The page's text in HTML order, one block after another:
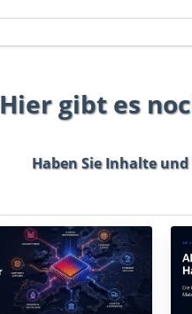
Hier gibt es
Haben Sie Inhalte